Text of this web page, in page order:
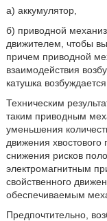
а) аккумулятор,
б) приводной
движителем, чтобы
причем приводной
взаимодействия
катушка
Техническим
таким приводным
уменьшения
движения хвостового
снижения рисков
электромагнитным
свойственного
обеспечиваемым
Предпочтительно,